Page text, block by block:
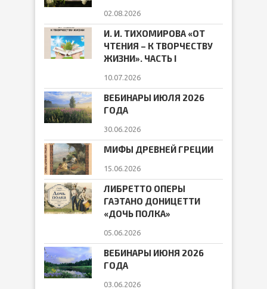
02.08.2026
И. И. ТИХОМИРОВА «ОТ
ЧТЕНИЯ – К ТВОРЧЕСТВУ
ЖИЗНИ». ЧАСТЬ I
10.07.2026
ВЕБИНАРЫ ИЮЛЯ 2026
ГОДА
30.06.2026
МИФЫ ДРЕВНЕЙ ГРЕЦИИ
15.06.2026
ЛИБРЕТТО ОПЕРЫ
ГАЭТАНО ДОНИЦЕТТИ
«ДОЧЬ ПОЛКА»
05.06.2026
ВЕБИНАРЫ ИЮНЯ 2026
ГОДА
03.06.2026